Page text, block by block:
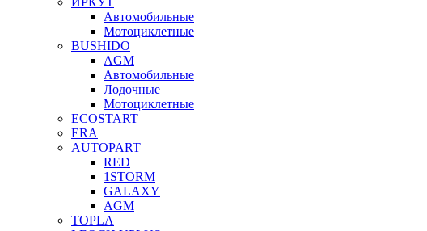
Автомобильные
Мотоциклетные
BUSHIDO
AGM
Автомобильные
Лодочные
Мотоциклетные
ECOSTART
ERA
AUTOPART
RED
1STORM
GALAXY
AGM
TOPLA